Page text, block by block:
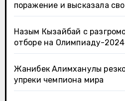
поражение и высказала
Назым Кызайбай с
отборе на Олимпиаду-2024
Жанибек Алимханулы
упреки чемпиона мира